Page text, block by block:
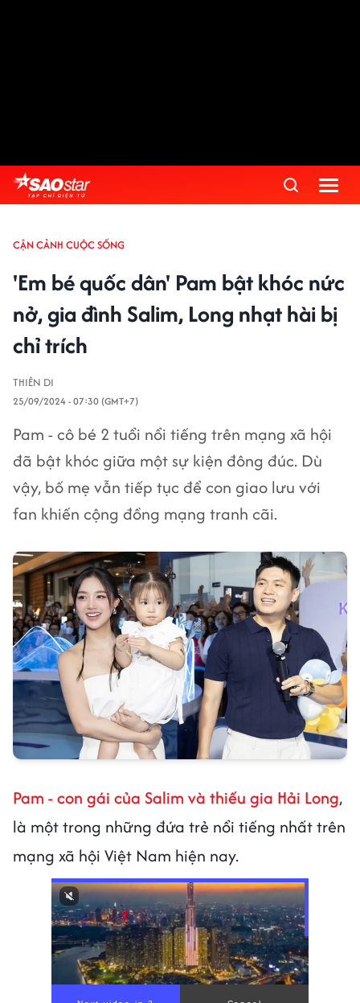
CẬN CẢNH CUỘC SỐNG
'Em bé quốc dân' Pam bật khóc nức
nở, gia đình Salim, Long nhạt hài bị
chỉ trích
THIÊN DI
25/09/2024 - 07:30 (GMT+7)
Pam - cô bé 2 tuổi nổi tiếng trên mạng xã hội
đã bật khóc giữa một sự kiện đông đúc. Dù
vậy, bố mẹ vẫn tiếp tục để con giao lưu với
fan khiến cộng đồng mạng tranh cãi.
Pam - con gái của Salim và thiếu gia Hải Long,
là một trong những đứa trẻ nổi tiếng nhất trên
mạng xã hội Việt Nam hiện nay.